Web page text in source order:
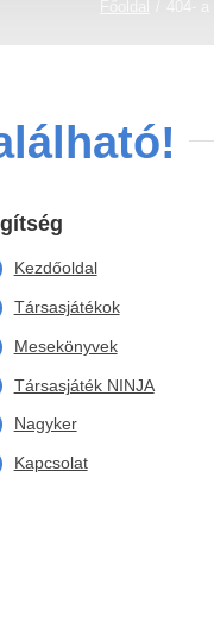
Kezdőoldal
Társasjátékok
Mesekönyvek
Társasjáték NINJA
Nagyker
Kapcsolat